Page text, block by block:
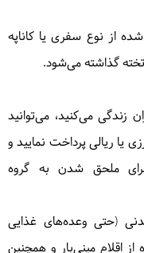
قلل هیمالیا میرویم
مسیر می‌دهیم. غروب به
جهانی و قایق سواری در
وقت آزاد برای برنامه های
از تفریحاتی مثل
از نوع سفری یا کاناپه
تخته گذاشته می‌شود.
زندگی می‌کنید، می‌توانید
یا ریالی پرداخت نمایید و
ملحق شدن به گروه
(حتی وعده‌های غذایی
از اقلام مینی‌بار و همچنین